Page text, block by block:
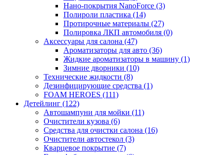
Нано-покрытия NanoForce (3)
Полироли пластика (14)
Протирочные материалы (27)
Полировка ЛКП автомобиля (0)
Аксессуары для салона (47)
Ароматизаторы для авто (36)
Жидкие ароматизаторы в машину (1)
Зимние дворники (10)
Технические жидкости (8)
Дезинфицирующие средства (1)
FOAM HEROES (111)
Детейлинг (122)
Автошампуни для мойки (11)
Очистители кузова (6)
Средства для очистки салона (16)
Очистители автостекол (3)
Кварцевое покрытие (7)